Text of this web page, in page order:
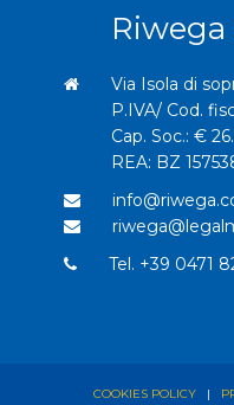
Riwega
Via Isola di
P.IVA/ Cod.
Cap. Soc.: €
REA: BZ
Tel. +39 0471
COOKIES POLICY |